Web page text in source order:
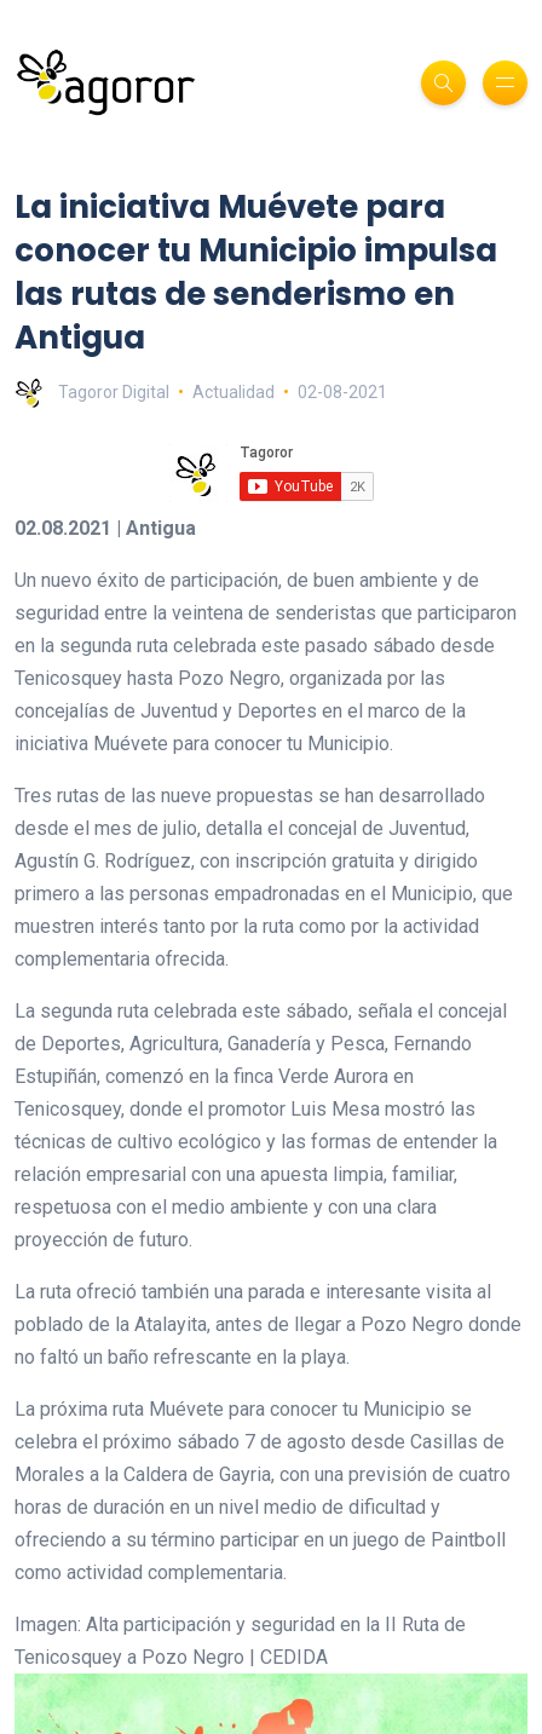
La iniciativa Muévete para
conocer tu Municipio impulsa
las rutas de senderismo en
Antigua
Tagoror Digital Actualidad 02-08-2021
02.08.2021 | Antigua
Un nuevo éxito de participación, de buen ambiente y de
seguridad entre la veintena de senderistas que participaron
en la segunda ruta celebrada este pasado sábado desde
Tenicosquey hasta Pozo Negro, organizada por las
concejalías de Juventud y Deportes en el marco de la
iniciativa Muévete para conocer tu Municipio.
Tres rutas de las nueve propuestas se han desarrollado
desde el mes de julio, detalla el concejal de Juventud,
Agustín G. Rodríguez, con inscripción gratuita y dirigido
primero a las personas empadronadas en el Municipio, que
muestren interés tanto por la ruta como por la actividad
complementaria ofrecida.
La segunda ruta celebrada este sábado, señala el concejal
de Deportes, Agricultura, Ganadería y Pesca, Fernando
Estupiñán, comenzó en la finca Verde Aurora en
Tenicosquey, donde el promotor Luis Mesa mostró las
técnicas de cultivo ecológico y las formas de entender la
relación empresarial con una apuesta limpia, familiar,
respetuosa con el medio ambiente y con una clara
proyección de futuro.
La ruta ofreció también una parada e interesante visita al
poblado de la Atalayita, antes de llegar a Pozo Negro donde
no faltó un baño refrescante en la playa.
La próxima ruta Muévete para conocer tu Municipio se
celebra el próximo sábado 7 de agosto desde Casillas de
Morales a la Caldera de Gayria, con una previsión de cuatro
horas de duración en un nivel medio de dificultad y
ofreciendo a su término participar en un juego de Paintboll
como actividad complementaria.
Imagen: Alta participación y seguridad en la II Ruta de
Tenicosquey a Pozo Negro | CEDIDA